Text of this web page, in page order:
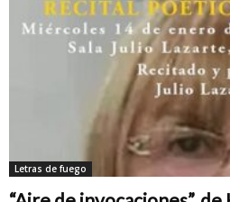
Letras de fuego